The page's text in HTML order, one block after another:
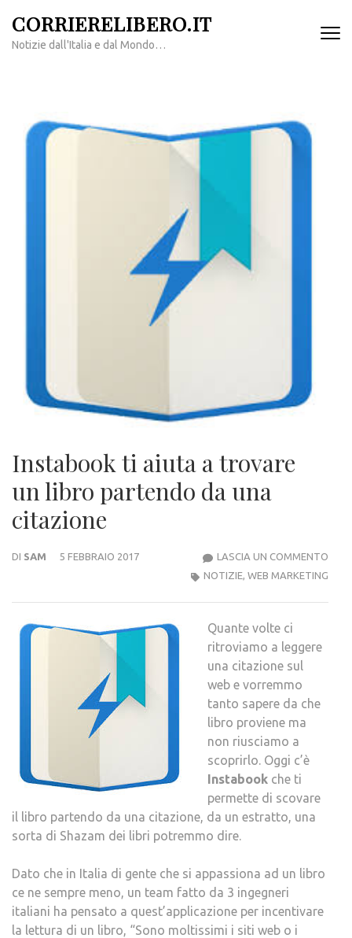
contenuto
CORRIERELIBERO.IT
Notizie dall'Italia e dal Mondo…
Instabook ti aiuta a trovare
un libro partendo da una
citazione
DI SAM 5 FEBBRAIO 2017 LASCIA UN COMMENTO
NOTIZIE, WEB MARKETING
Quante volte ci
ritroviamo a leggere
una citazione sul
web e vorremmo
tanto sapere da che
libro proviene ma
non riusciamo a
scoprirlo. Oggi c’è
Instabook che ti
permette di scovare
il libro partendo da una citazione, da un estratto, una
sorta di Shazam dei libri potremmo dire.
Dato che in Italia di gente che si appassiona ad un libro
ce ne sempre meno, un team fatto da 3 ingegneri
italiani ha pensato a quest’applicazione per incentivare
la lettura di un libro, “Sono moltissimi i siti web o i